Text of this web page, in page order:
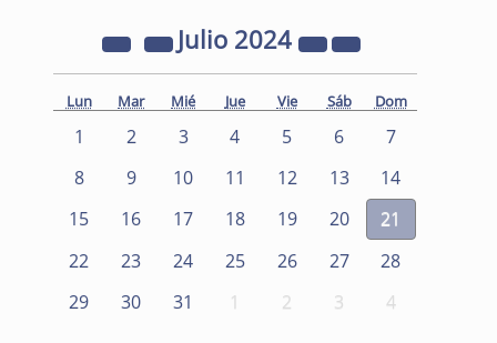
Julio 2024
Lun Mar Mié Jue Vie Sáb Dom
1 2 3 4 5 6
7
8
9 10 11 12 13
14
15
16 17 18 19 20
21
22
23 24 25 26 27
28
29
30 31 1 2 3 4